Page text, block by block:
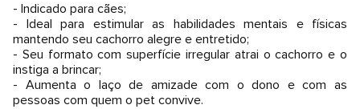
- Indicado para cães;
- Ideal para estimular as habilidades mentais e físicas
mantendo seu cachorro alegre e entretido;
- Seu formato com superfície irregular atrai o cachorro e o
instiga a brincar;
- Aumenta o laço de amizade com o dono e com as
pessoas com quem o pet convive.